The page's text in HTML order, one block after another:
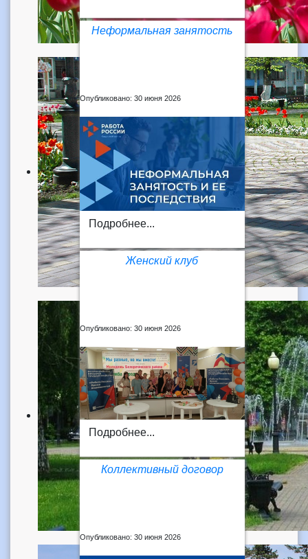
Неформальная занятость
Опубликовано: 30 июня 2026
Подробнее...
Женский клуб
Опубликовано: 30 июня 2026
Подробнее...
Коллективный договор
Опубликовано: 30 июня 2026